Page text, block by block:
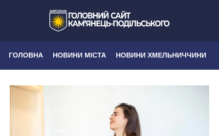
ГОЛОВНА НОВИНИ МІСТА НОВИНИ ХМЕЛЬНИЧЧИНИ